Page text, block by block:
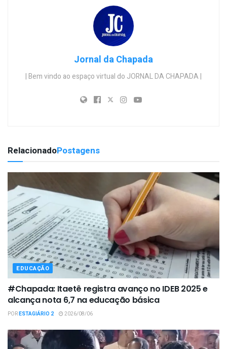
Jornal da Chapada
| Bem vindo ao espaço virtual do JORNAL DA CHAPADA |
RelacionadoPostagens
EDUCAÇÃO
#Chapada: Itaetê registra avanço no IDEB 2025 e
alcança nota 6,7 na educação básica
PORESTAGIÁRIO 2 2026/08/06